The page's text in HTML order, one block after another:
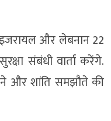
और लेबनान 22
संबंधी वार्ता करेंगे.
और शांति समझौते की